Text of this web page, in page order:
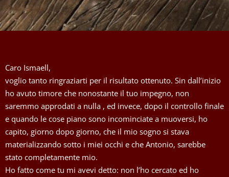
Caro Ismaell,
voglio tanto ringraziarti per il risultato ottenuto. Sin dall’inizio
ho avuto timore che nonostante il tuo impegno, non
saremmo approdati a nulla , ed invece, dopo il controllo finale
e quando le cose piano sono incominciate a muoversi, ho
capito, giorno dopo giorno, che il mio sogno si stava
materializzando sotto i miei occhi e che Antonio, sarebbe
stato completamente mio.
Ho fatto come tu mi avevi detto: non l’ho cercato ed ho